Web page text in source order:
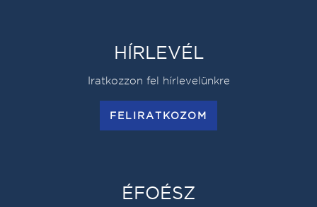
HÍRLEVÉL
Iratkozzon fel hírlevelünkre
FELIRATKOZOM
ÉFOÉSZ